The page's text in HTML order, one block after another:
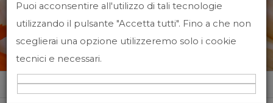
News&Events
Home News&events
Puoi acconsentire all'utilizzo di tali tecnologie
utilizzando il pulsante "Accetta tutti". Fino a che non
sceglierai una opzione utilizzeremo solo i cookie
tecnici e necessari.